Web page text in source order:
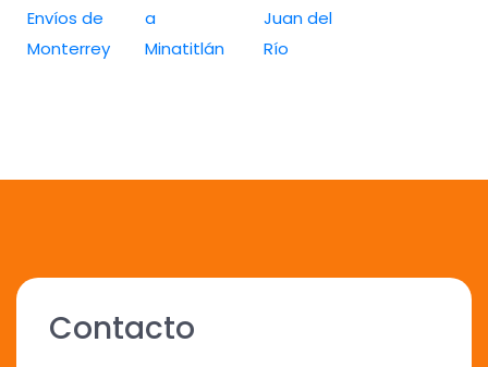
Envíos de
Monterrey
a
Minatitlán
Juan del
Río
Contacto